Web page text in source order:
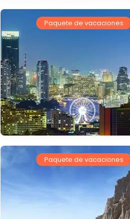
Paquete de vacaciones
Paquete de vacaciones